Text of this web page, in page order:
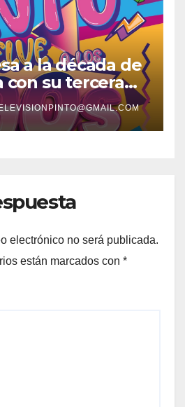
a la década de
con su tercera
y deportiva
electrónico no será publicada.
están marcados con *